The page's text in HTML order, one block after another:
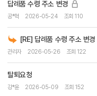
답례품 수령 주소 변경
공*혁 2026-05-24 조회 110
[RE] 답례품 수령 주소 변경
관리자 2026-05-26 조회 122
탈퇴요청
강*윤 2026-05-09 조회 152